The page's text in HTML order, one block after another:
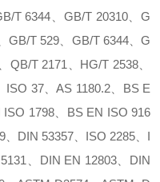
T 6344、GB/T 20310、G
GB/T 529、GB/T 6344、G
QB/T 2171、HG/T 2538、
ISO 37、AS 1180.2、BS E
1798、BS EN ISO 916
DIN 53357、ISO 2285、I
、DIN EN 12803、DIN